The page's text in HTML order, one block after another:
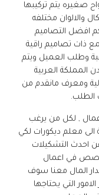
صغيره يتم تركيبها
والالوان مختلفه
افضل التصاميم
ذات تصاميم راقية
وطلب العميل ويتم
المملكة العربية
ومعرف مانقدم من
, لكل من يرغب
معلم ديكورات لكي
احدث التشكيلات
في اعمال
المال معنا سوف
التي يحتاجها